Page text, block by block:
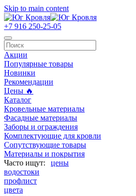
Skip to main content
+7 916 250-25-05
Акции
Популярные товары
Новинки
Рекомендации
Цены 🔥
Каталог
Кровельные материалы
Фасадные материалы
Заборы и ограждения
Комплектующие для кровли
Сопутствующие товары
Материалы и покрытия
цены
водостоки
профлист
цвета